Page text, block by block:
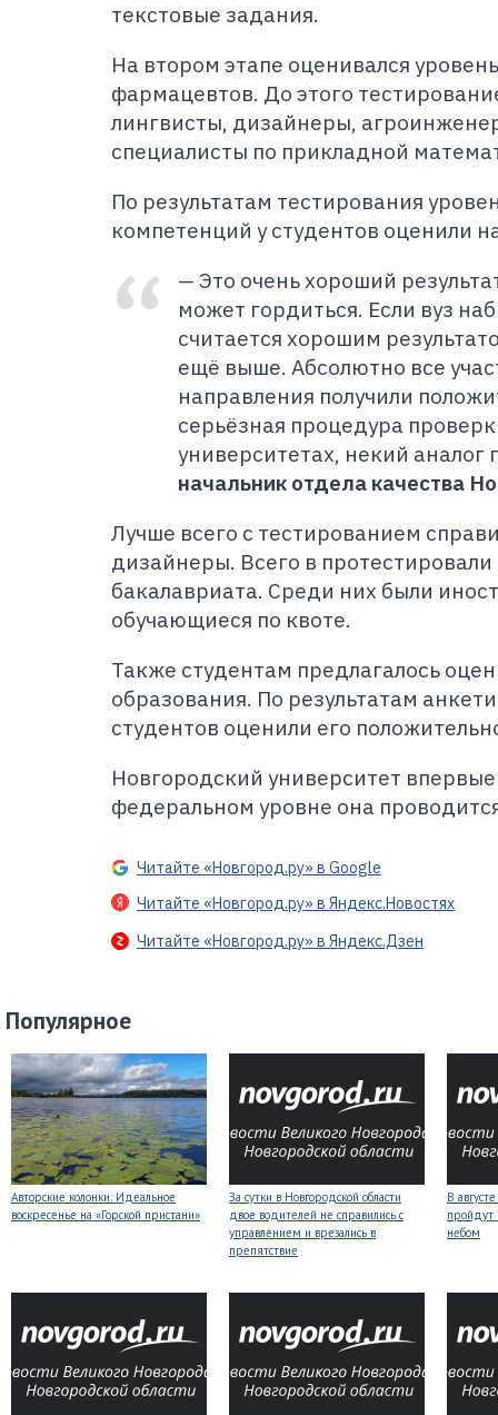
текстовые задания.
На втором этапе оценивался
фармацевтов. До этого
лингвисты, дизайнеры,
специалисты по прикладной
По результатам тестирования
компетенций у студентов оценили
— Это очень хороший
может гордиться. Если вуз
считается хорошим
ещё выше. Абсолютно все
направления получили
серьёзная процедура
университетах, некий
начальник отдела качества
Лучше всего с тестированием
дизайнеры. Всего в
бакалавриата. Среди них были
обучающиеся по квоте.
Также студентам предлагалось
образования. По результатам
студентов оценили его
Новгородский университет
федеральном уровне она
Читайте «Новгород.ру» в Google
Читайте «Новгород.ру» в Яндекс.Новостях
Читайте «Новгород.ру» в Яндекс.Дзен
Популярное
Авторские колонки: Идеальное
воскресенье на «Горской пристани»
За сутки в Новгородской области
двое водителей не справились с
управлением и врезались в
препятствие
В
небом